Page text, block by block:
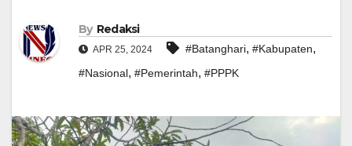
By Redaksi
APR 25, 2024 #Batanghari, #Kabupaten,
#Nasional, #Pemerintah, #PPPK